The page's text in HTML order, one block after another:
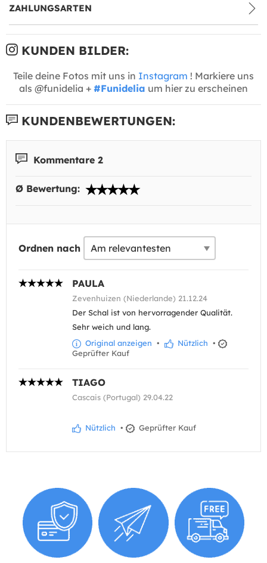
ZAHLUNGSARTEN
KUNDEN BILDER:
Teile deine Fotos mit uns in Instagram ! Markiere uns
als @funidelia + #Funidelia um hier zu erscheinen
KUNDENBEWERTUNGEN:
Kommentare 2
Ø Bewertung:
Ordnen nach
PAULA
Zevenhuizen (Niederlande) 21.12.24
Der Schal ist von hervorragender Qualität.
Sehr weich und lang.
Original anzeigen • Nützlich •
Geprüfter Kauf
TIAGO
Cascais (Portugal) 29.04.22
Nützlich • Geprüfter Kauf